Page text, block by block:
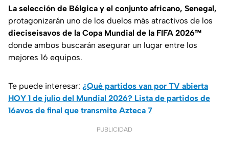
La selección de Bélgica y el conjunto africano, Senegal,
protagonizarán uno de los duelos más atractivos de los
dieciseisavos de la Copa Mundial de la FIFA 2026™
donde ambos buscarán asegurar un lugar entre los
mejores 16 equipos.
Te puede interesar: ¿Qué partidos van por TV abierta
HOY 1 de julio del Mundial 2026? Lista de partidos de
16avos de final que transmite Azteca 7
PUBLICIDAD